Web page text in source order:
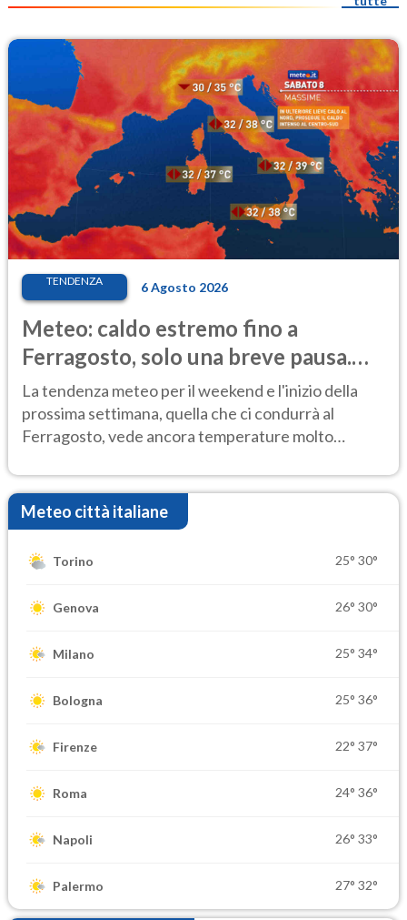
TENDENZA 6 Agosto 2026
Meteo: caldo estremo fino a
Ferragosto, solo una breve pausa.
Ecco dove
La tendenza meteo per il weekend e l'inizio della
prossima settimana, quella che ci condurrà al
Ferragosto, vede ancora temperature molto
Meteo città italiane
Torino 25° 30°
Genova 26° 30°
Milano 25° 34°
Bologna 25° 36°
Firenze 22° 37°
Roma 24° 36°
Napoli 26° 33°
Palermo 27° 32°